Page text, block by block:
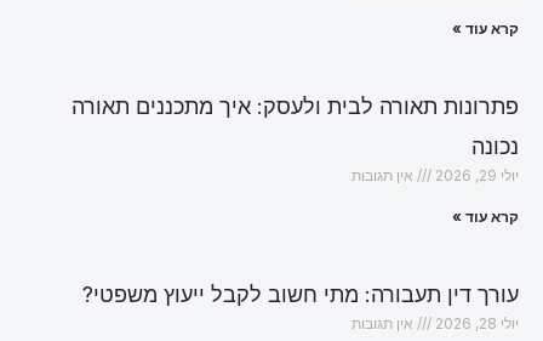
קרא עוד »
פתרונות תאורה לבית ולעסק: איך מתכננים תאורה
נכונה
יולי 29, 2026 אין תגובות
קרא עוד »
עורך דין תעבורה: מתי חשוב לקבל ייעוץ משפטי?
יולי 28, 2026 אין תגובות